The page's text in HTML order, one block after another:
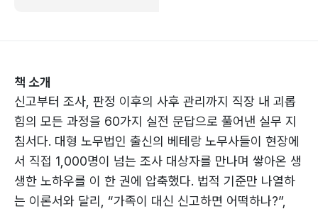
책 소개
신고부터 조사, 판정 이후의 사후 관리까지 직장 내 괴롭
힘의 모든 과정을 60가지 실전 문답으로 풀어낸 실무 지
침서다. 대형 노무법인 출신의 베테랑 노무사들이 현장에
서 직접 1,000명이 넘는 조사 대상자를 만나며 쌓아온 생
생한 노하우를 이 한 권에 압축했다. 법적 기준만 나열하
는 이론서와 달리, “가족이 대신 신고하면 어떡하나?”,